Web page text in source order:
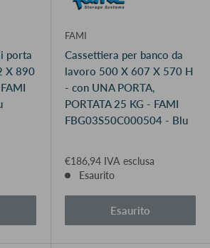
porta
X 890
FAMI
Cassettiera per banco da
lavoro 500 X 607 X 570 H
- con UNA PORTA,
PORTATA 25 KG - FAMI
FBG03S50C000504 - Blu
€186,94 IVA esclusa
Esaurito
Esaurito